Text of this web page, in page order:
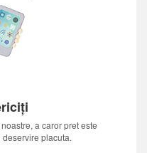
a caror pret este
placuta.